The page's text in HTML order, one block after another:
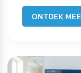
ONTDEK